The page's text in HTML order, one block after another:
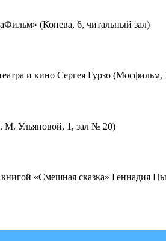
(Конева, 6, читальный зал)
и кино Сергея Гурзо
М. Ульяновой, 1, зал № 20)
«Смешная сказка» Геннадия